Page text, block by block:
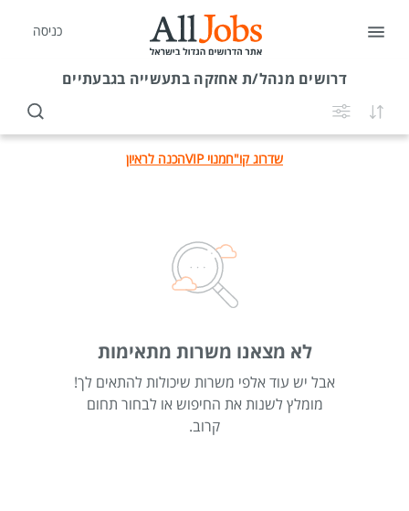
כניסה
דרושים מנהל/ת אחזקה בתעשייה בגבעתיים
שדרוג קו"חמנוי VIP הכנה לראיון
לא מצאנו משרות מתאימות
אבל יש עוד אלפי משרות שיכולות להתאים לך!
מומלץ לשנות את החיפוש או לבחור תחום
קרוב.